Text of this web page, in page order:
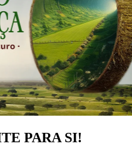
PARA SI!